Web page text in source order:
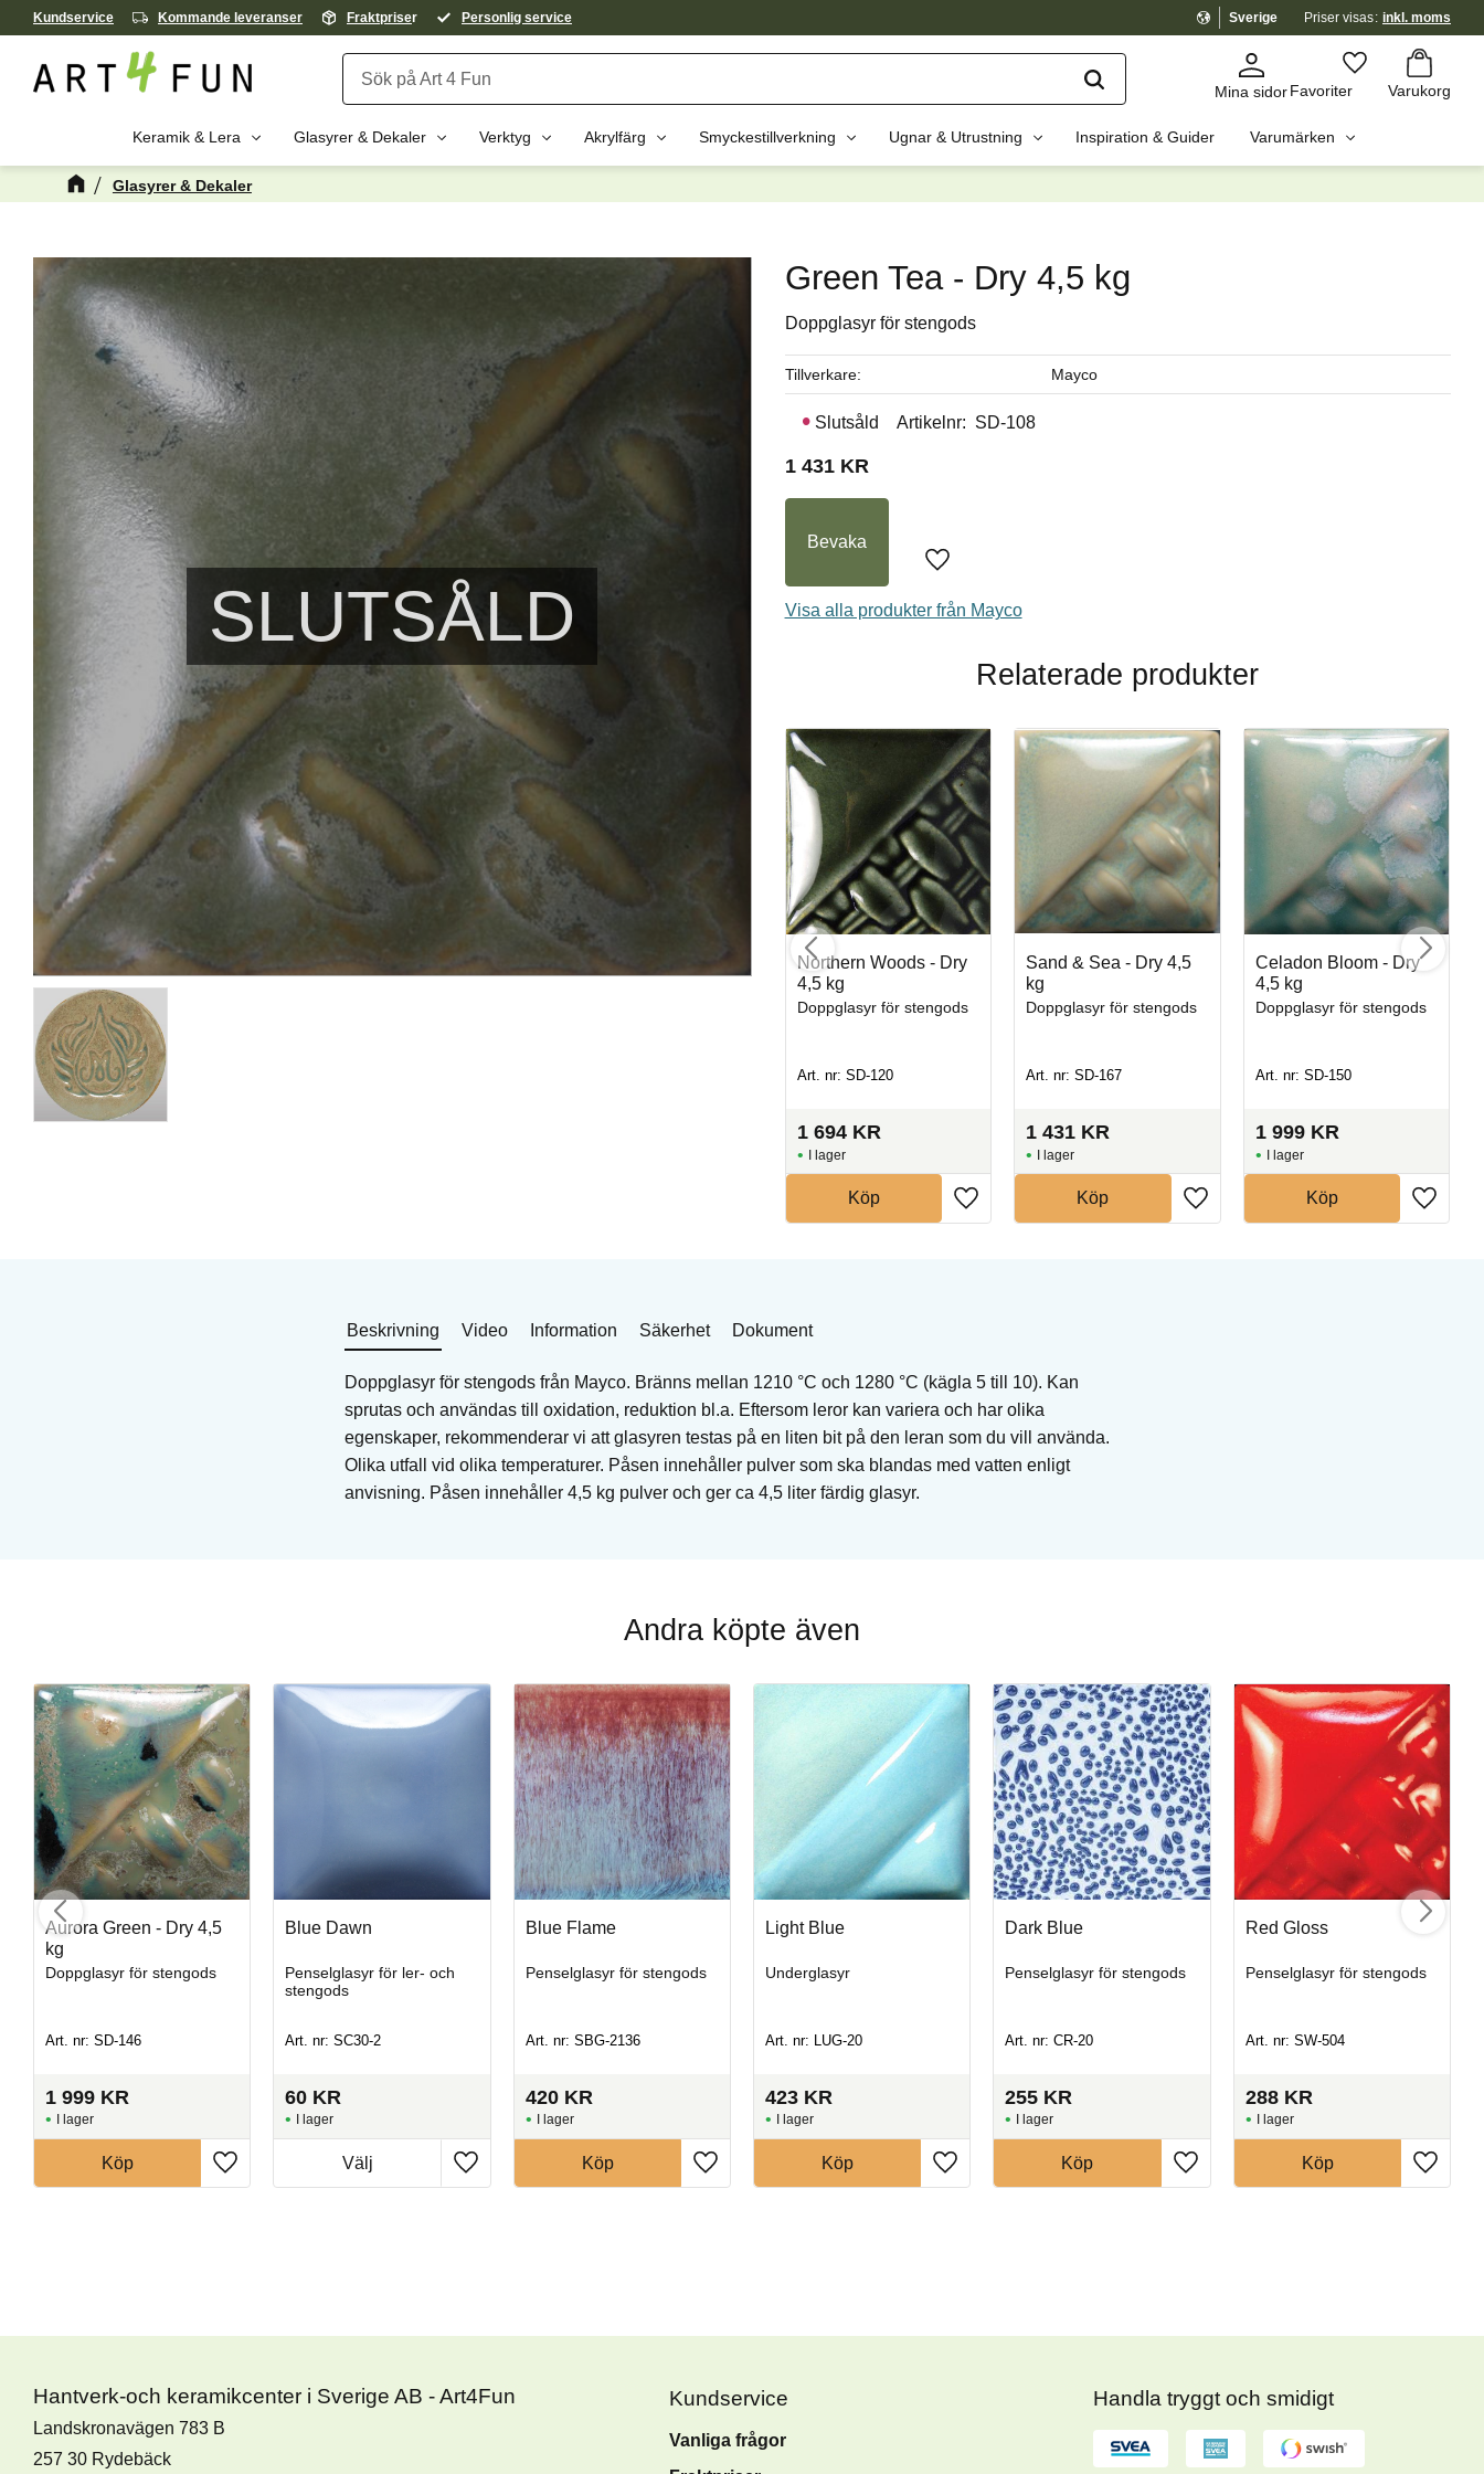
Kundservice Kommande leveranser Fraktpriser Personlig service Sverige Priser visas inkl. moms
Mina sidorFavoriter Varukorg
Favoriter
Kundvagn
Keramik & Lera Glasyrer & Dekaler Verktyg Akrylfärg Smyckestillverkning Ugnar & Utrustning Inspiration & Guider Varumärken
Glasyrer & Dekaler
Kanske någon av dessa produkter kan intressera dig?
Fog
Penselglasyr för stengods
Art. nr: C-22
I lager
Köp
SLUTSÅLD
Green Tea - Dry 4,5 kg
Doppglasyr för stengods
1 431KR
Lägg till i favoriter
Bevaka
Slutsåld Artikelnr SD-108
Tillverkare Mayco
Visa alla produkter från Mayco
Relaterade produkter
Lime Shower - Dry 4,5
kg
Doppglasyr för stengods
Art. nr: SD-148
Forest Jade - Dry
Northern Woods - Dry
4,5 kg
Doppglasyr för stengods
Art. nr: SD-120
1 694 KR
I lager
Köp
Sand & Sea - Dry 4,5
kg
Doppglasyr för stengods
Art. nr: SD-167
1 431 KR
I lager
Köp
Celadon Bloom - Dry
4,5 kg
Doppglasyr för stengods
Art. nr: SD-150
1 999 KR
I lager
Köp
Beskrivning Video Information Säkerhet Dokument
Doppglasyr för stengods från Mayco. Bränns mellan 1210 °C och 1280 °C (kägla 5 till 10). Kan
sprutas och användas till oxidation, reduktion bl.a. Eftersom leror kan variera och har olika
egenskaper, rekommenderar vi att glasyren testas på en liten bit på den leran som du vill använda.
Olika utfall vid olika temperaturer. Påsen innehåller pulver som ska blandas med vatten enligt
anvisning. Påsen innehåller 4,5 kg pulver och ger ca 4,5 liter färdig glasyr.
Andra köpte även
Aurora Green - Dry 4,5
kg
Doppglasyr för stengods
Art. nr: SD-146
1 999 KR
I lager
Köp
Blue Dawn
Penselglasyr för ler- och
stengods
Art. nr: SC30-2
60 KR
I lager
Blue Flame
Penselglasyr för stengods
Art. nr: SBG-2136
420 KR
I lager
Köp
Light Blue
Underglasyr
Art. nr: LUG-20
423 KR
I lager
Köp
Dark Blue
Penselglasyr för stengods
Art. nr: CR-20
255 KR
I lager
Köp
Red Gloss
Penselglasyr för stengods
Art. nr: SW-504
288 KR
I lager
Köp
Hantverk-och keramikcenter i Sverige AB - Art4Fun
Landskronavägen 783 B
257 30 Rydebäck
Kundservice
Vanliga frågor
Handla tryggt och smidigt